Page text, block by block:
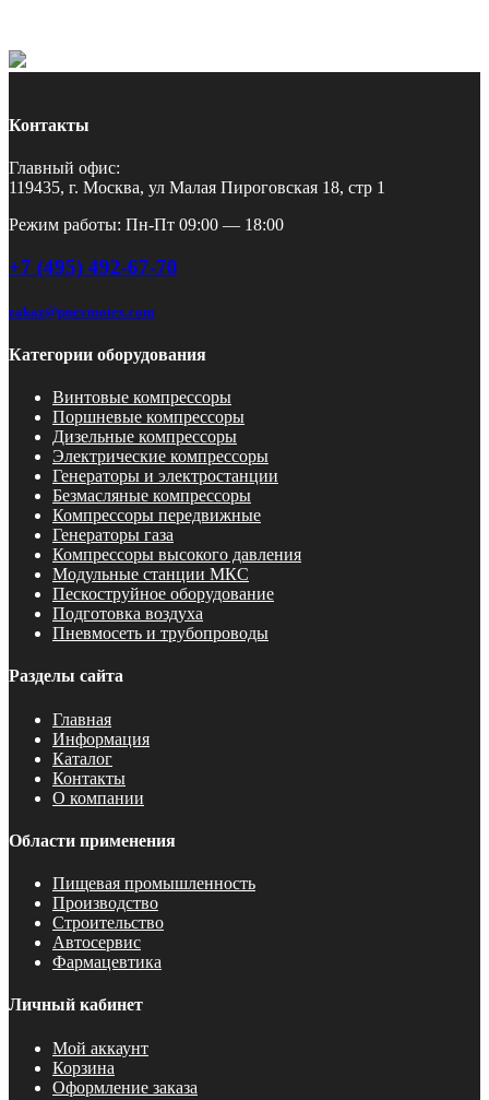
Контакты
Главный офис:
119435, г. Москва, ул Малая Пироговская 18, стр 1
Режим работы: Пн-Пт 09:00 — 18:00
+7 (495) 492-67-70
zakaz@pnevmotex.com
Категории оборудования
Винтовые компрессоры
Поршневые компрессоры
Дизельные компрессоры
Электрические компрессоры
Генераторы и электростанции
Безмасляные компрессоры
Компрессоры передвижные
Генераторы газа
Компрессоры высокого давления
Модульные станции МКС
Пескоструйное оборудование
Подготовка воздуха
Пневмосеть и трубопроводы
Разделы сайта
Главная
Информация
Каталог
Контакты
О компании
Области применения
Пищевая промышленность
Производство
Строительство
Автосервис
Фармацевтика
Личный кабинет
Мой аккаунт
Корзина
Оформление заказа